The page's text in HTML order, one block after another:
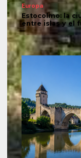
Europa
Estocolmo: la
entre islas y el